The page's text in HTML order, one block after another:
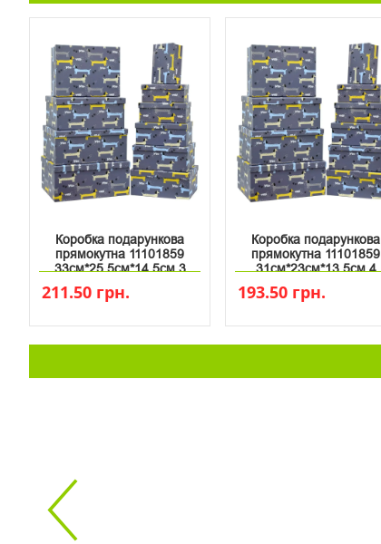
Коробка подарункова
прямокутна 11101859
33см*25.5см*14.5см 3
211.50 грн.
Коробка подарункова
прямокутна 11101859
31см*23см*13.5см 4
193.50 грн.